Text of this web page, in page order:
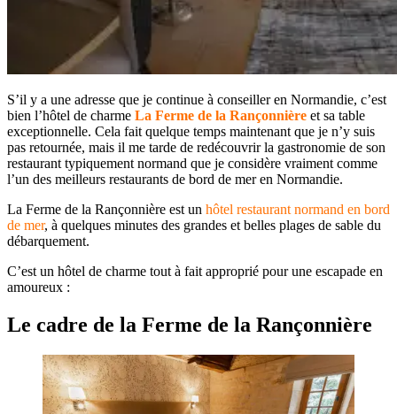
S’il y a une adresse que je continue à conseiller en Normandie, c’est
bien l’hôtel de charme La Ferme de la Rançonnière et sa table
exceptionnelle. Cela fait quelque temps maintenant que je n’y suis
pas retournée, mais il me tarde de redécouvrir la gastronomie de son
restaurant typiquement normand que je considère vraiment comme
l’un des meilleurs restaurants de bord de mer en Normandie.
La Ferme de la Rançonnière est un hôtel restaurant normand en bord
de mer, à quelques minutes des grandes et belles plages de sable du
débarquement.
C’est un hôtel de charme tout à fait approprié pour une escapade en
amoureux :
Le cadre de la Ferme de la Rançonnière